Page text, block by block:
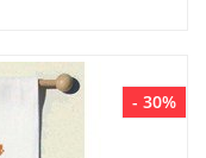
- 30%